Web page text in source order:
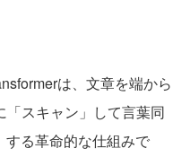
は、文章を端から
スキャン」して言葉同
る革命的な仕組みで